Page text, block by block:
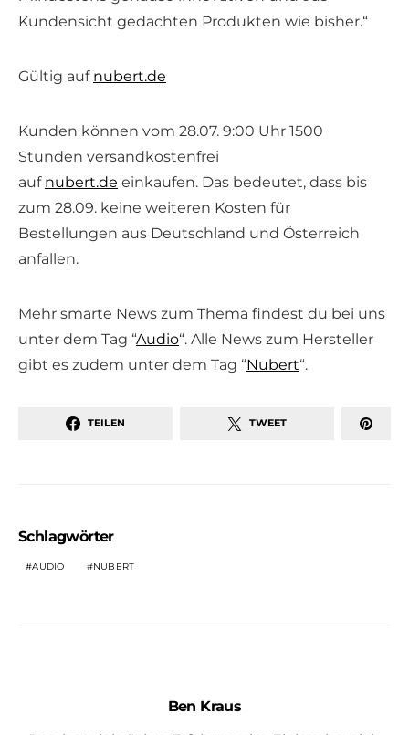
Kundensicht gedachten Produkten wie bisher.“
Gültig auf nubert.de
Kunden können vom 28.07. 9:00 Uhr 1500
Stunden versandkostenfrei
auf nubert.de einkaufen. Das bedeutet, dass bis
zum 28.09. keine weiteren Kosten für
Bestellungen aus Deutschland und Österreich
anfallen.
Mehr smarte News zum Thema findest du bei uns
unter dem Tag “Audio“. Alle News zum Hersteller
gibt es zudem unter dem Tag “Nubert“.
TEILEN TWEET
Schlagwörter
AUDIO NUBERT
Ben Kraus